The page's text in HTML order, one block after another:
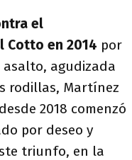
el
Cotto en 2014 por
asalto, agudizada
rodillas, Martínez
2018 comenzó
por deseo y
triunfo, en la